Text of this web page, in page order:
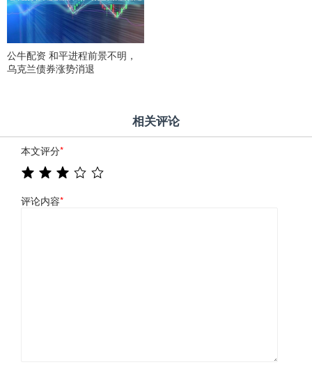
公牛配资 和平进程前景不明，
乌克兰债券涨势消退
相关评论
本文评分*
评论内容*